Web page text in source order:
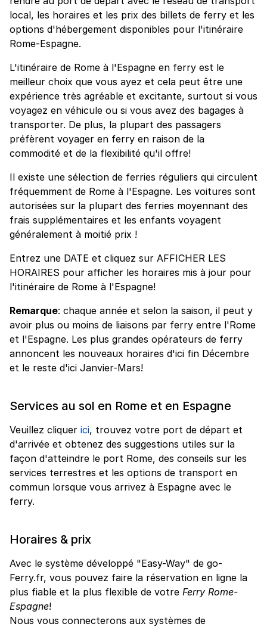
local, les horaires et les prix des billets de ferry et les
options d'hébergement disponibles pour l'itinéraire
Rome-Espagne.
L'itinéraire de Rome à l'Espagne en ferry est le
meilleur choix que vous ayez et cela peut être une
expérience très agréable et excitante, surtout si vous
voyagez en véhicule ou si vous avez des bagages à
transporter. De plus, la plupart des passagers
préfèrent voyager en ferry en raison de la
commodité et de la flexibilité qu'il offre!
Il existe une sélection de ferries réguliers qui circulent
fréquemment de Rome à l'Espagne. Les voitures sont
autorisées sur la plupart des ferries moyennant des
frais supplémentaires et les enfants voyagent
généralement à moitié prix !
Entrez une DATE et cliquez sur AFFICHER LES
HORAIRES pour afficher les horaires mis à jour pour
l'itinéraire de Rome à l'Espagne!
Remarque: chaque année et selon la saison, il peut y
avoir plus ou moins de liaisons par ferry entre l'Rome
et l'Espagne. Les plus grandes opérateurs de ferry
annoncent les nouveaux horaires d'ici fin Décembre
et le reste d'ici Janvier-Mars!
Services au sol en Rome et en Espagne
Veuillez cliquer ici, trouvez votre port de départ et
d'arrivée et obtenez des suggestions utiles sur la
façon d'atteindre le port Rome, des conseils sur les
services terrestres et les options de transport en
commun lorsque vous arrivez à Espagne avec le
ferry.
Horaires & prix
Avec le système développé "Easy-Way" de go-
Ferry.fr, vous pouvez faire la réservation en ligne la
plus fiable et la plus flexible de votre Ferry Rome-
Espagne!
Nous vous connecterons aux systèmes de